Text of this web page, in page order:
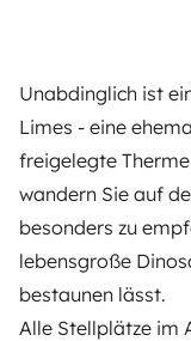
Unabdinglich ist
Limes - eine
freigelegte
wandern Sie auf
besonders zu
lebensgroße
bestaunen lässt.
Alle Stellplätze im